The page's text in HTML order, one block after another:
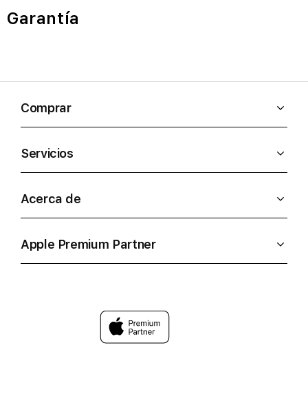
Garantía
Comprar
Servicios
Acerca de
Apple Premium Partner